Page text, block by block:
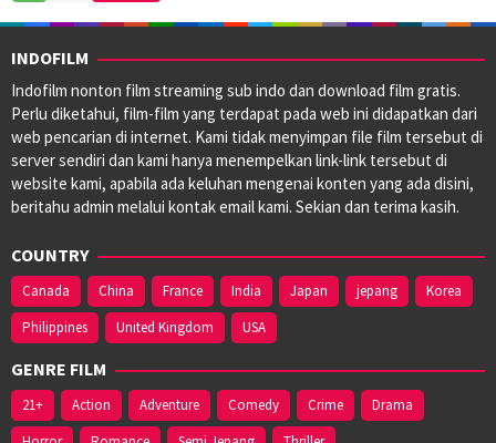
Sep
2016
Pritchard,
Tim
Burton
INDOFILM
Indofilm nonton film streaming sub indo dan download film gratis.
Perlu diketahui, film-film yang terdapat pada web ini didapatkan dari
web pencarian di internet. Kami tidak menyimpan file film tersebut di
server sendiri dan kami hanya menempelkan link-link tersebut di
website kami, apabila ada keluhan mengenai konten yang ada disini,
beritahu admin melalui kontak email kami. Sekian dan terima kasih.
COUNTRY
Canada China France India Japan jepang
Korea
Philippines
United Kingdom USA
GENRE FILM
21+ Action Adventure Comedy Crime
Drama